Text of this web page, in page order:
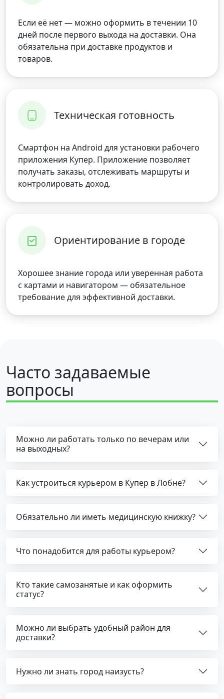
Если её нет — можно оформить в течении 10
дней после первого выхода на доставки. Она
обязательна при доставке продуктов и
товаров.
Техническая готовность
Смартфон на Android для установки рабочего
приложения Купер. Приложение позволяет
получать заказы, отслеживать маршруты и
контролировать доход.
Ориентирование в городе
Хорошее знание города или уверенная работа
с картами и навигатором — обязательное
требование для эффективной доставки.
Часто задаваемые
вопросы
Можно ли работать только по вечерам или
на выходных?
Как устроиться курьером в Купер в Лобне?
Обязательно ли иметь медицинскую книжку?
Что понадобится для работы курьером?
Кто такие самозанятые и как оформить
статус?
Можно ли выбрать удобный район для
доставки?
Нужно ли знать город наизусть?